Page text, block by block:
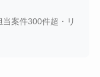
案件300件超・リ